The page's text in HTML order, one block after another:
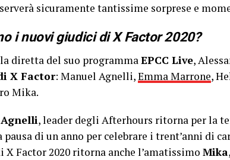
sicuramente tantissime sorprese e
i nuovi giudici di X Factor 2020?
diretta del suo programmaEPCC Live,
X Factor: Manuel Agnelli,Emma Marrone,
Mika.
, leader degli Afterhours ritorna per la
pausa di un anno per celebrare i trent’anni di
X Factor 2020 ritorna anche l’amatissimo Mika